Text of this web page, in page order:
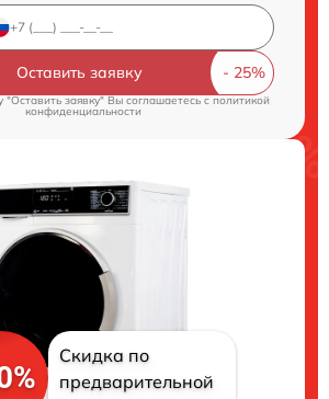
Оставить заявку
"Оставить заявку" Вы соглашаетесь cполитикой
конфиденциальности
Скидка по
предварительной